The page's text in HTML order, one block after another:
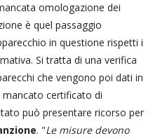
omologazione dei
è quel passaggio
in questione rispetti i
Si tratta di una verifica
che vengono poi dati in
mancato certificato di
può presentare ricorso per
. "Le misure devono